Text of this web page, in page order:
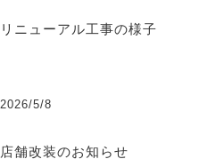
リニューアル工事の様子
2026/5/8
店舗改装のお知らせ